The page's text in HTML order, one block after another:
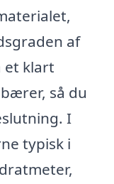
af
et klart
så du
I
typisk i